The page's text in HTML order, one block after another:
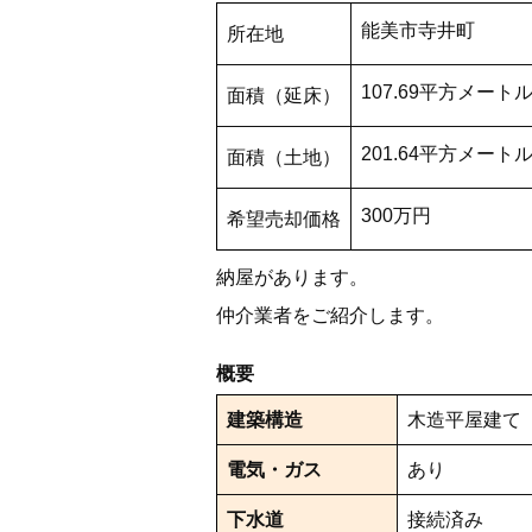
所在地 能美市寺井町
面積（延床） 107.69平方メートル
面積（土地） 201.64平方メートル
希望売却価格 300万円
納屋があります。
仲介業者をご紹介します。
概要
建築構造 木造平屋建て
電気・ガス あり
下水道 接続済み